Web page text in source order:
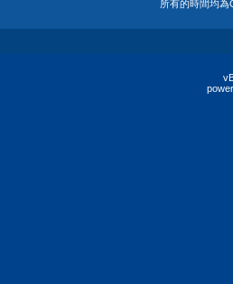
所有的時間均為